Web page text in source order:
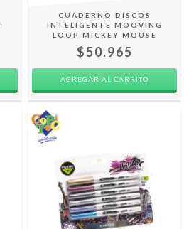
CUADERNO DISCOS
INTELIGENTE MOOVING
LOOP MICKEY MOUSE
$50.965